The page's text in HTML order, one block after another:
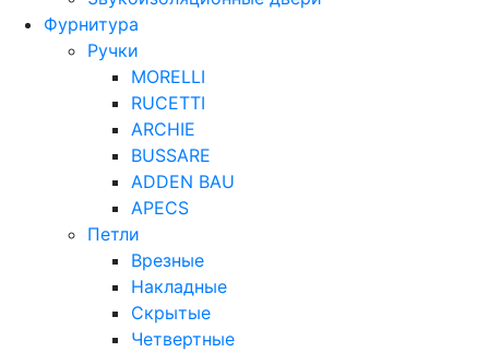
Фурнитура
Ручки
MORELLI
RUCETTI
ARCHIE
BUSSARE
ADDEN BAU
APECS
Петли
Врезные
Накладные
Скрытые
Четвертные